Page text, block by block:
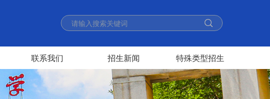
联系我们 招生新闻 特殊类型招生